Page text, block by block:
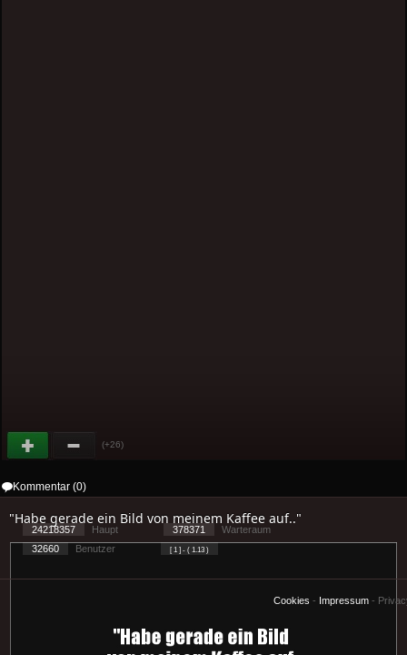
(+26)
Kommentar (0)
"Habe gerade ein Bild von meinem Kaffee auf.."
24218357 Haupt 378371
Warteraum
32660
Benutzer [ 1 ] - ( 1.13 )
Cookies - Impressum -